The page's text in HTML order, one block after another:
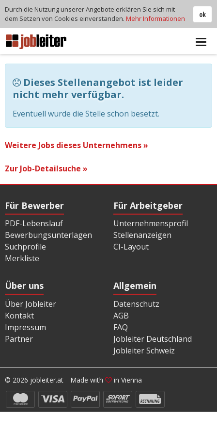
Dieses Stellenangebot ist leider
nicht mehr verfügbar.
Eventuell wurde die Stelle schon besetzt.
Weitere Jobs dieses Unternehmens »
Zur Job-Detailsuche »
Für Bewerber
PDF-Lebenslauf
Bewerbungsunterlagen
Suchprofile
Merkliste
Für Arbeitgeber
Unternehmensprofil
Stellenanzeigen
CI-Layout
Über uns
Über Jobleiter
Kontakt
Impressum
Partner
Allgemein
Datenschutz
AGB
FAQ
Jobleiter Deutschland
Jobleiter Schweiz
© 2026 jobleiter.at Made with in Vienna
ok
Durch die Nutzung unserer Angebote erklären Sie sich mit
dem Setzen von Cookies einverstanden. Mehr Informationen